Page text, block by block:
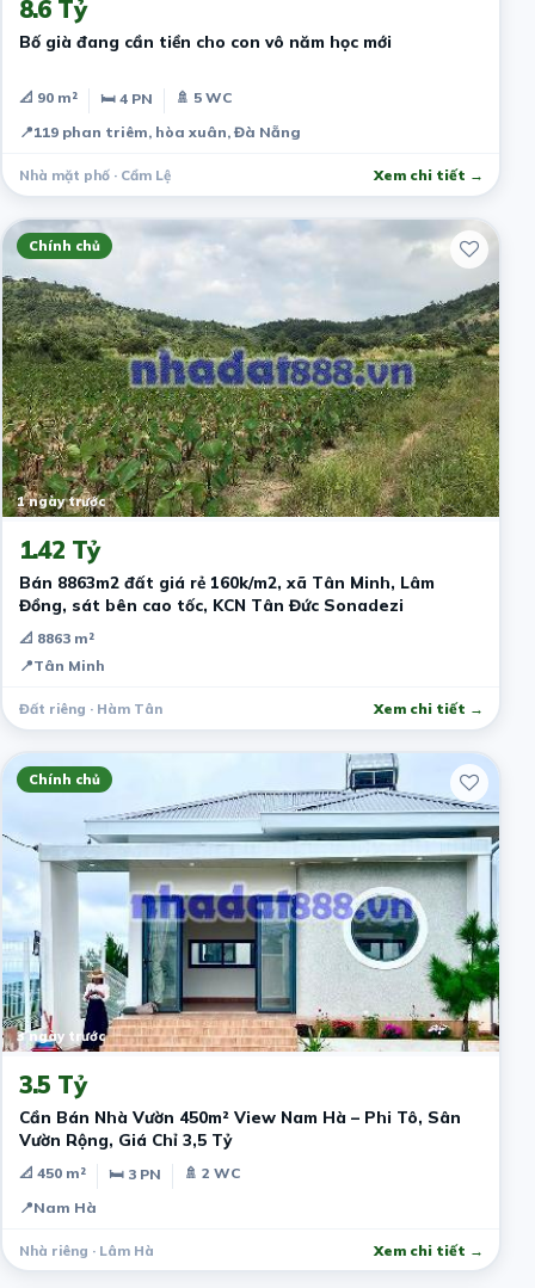
8.6 Tỷ
Bố già đang cần tiền cho con vô năm học mới
📐 90 m² 🛏 4 PN
🚿 5 WC
📍119 phan triêm, hòa xuân, Đà Nẵng
Nhà mặt phố · Cẩm Lệ Xem chi tiết →
Chính chủ
1 ngày trước
1.42 Tỷ
Bán 8863m2 đất giá rẻ 160k/m2, xã Tân Minh, Lâm
Đồng, sát bên cao tốc, KCN Tân Đức Sonadezi
📐 8863 m²
📍Tân Minh
Đất riêng · Hàm Tân Xem chi tiết →
Chính chủ
3 ngày trước
3.5 Tỷ
Cần Bán Nhà Vườn 450m² View Nam Hà – Phi Tô, Sân
Vườn Rộng, Giá Chỉ 3,5 Tỷ
📐 450 m² 🛏 3 PN
🚿 2 WC
📍Nam Hà
Nhà riêng · Lâm Hà Xem chi tiết →